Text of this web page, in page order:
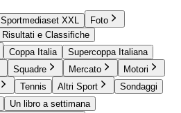
Sportmediaset XXL
Foto
Risultati e Classifiche
Coppa Italia
Supercoppa Italiana
Squadre Mercato
Motori
Tennis Altri Sport
Sondaggi
Un libro a settimana